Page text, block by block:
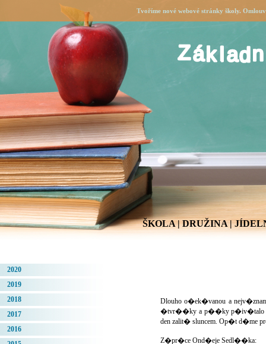
Tvoříme nové webové stránky školy.
ŠKOLA|DRUŽINA|
2020
2019
2018
2017
2016
Dlouho o�ek�vanou a
�tvr��ky a p��ky p�iv�talo
den zalit� sluncem. Op�t d�me
Z�pr�ce Ond�eje Sedl��ka: